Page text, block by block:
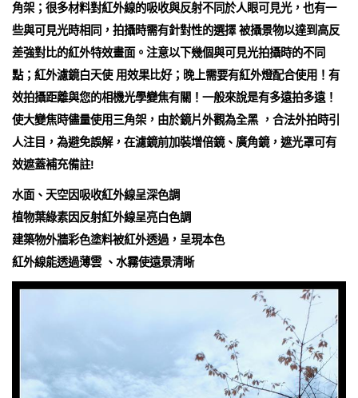
角架；很多材料對紅外線的吸收與反射不同於人眼可見光，也有一
些與可見光時相同，拍攝時需有針對性的選擇 被攝景物以達到高反
差強對比的紅外特效畫面。注意以下幾個與可見光拍攝時的不同
點；紅外濾鏡白天使 用效果比好；晚上需要有紅外燈配合使用！有
效拍攝距離與您的相機光學變焦有關！一般來說是有多遠拍多遠！
使大變焦時儘量使用三角架，由於鏡片外觀為全黑 ，合法外拍時引
人注目，為避免誤解，在濾鏡前加裝增倍鏡、廣角鏡，遮光罩可有
效遮蓋補充備註!
水面、天空因吸收紅外線呈深色調
植物葉綠素因反射紅外線呈亮白色調
建築物外牆彩色塗料被紅外透過，呈現本色
紅外線能透過薄雲 、水霧使遠景清晰